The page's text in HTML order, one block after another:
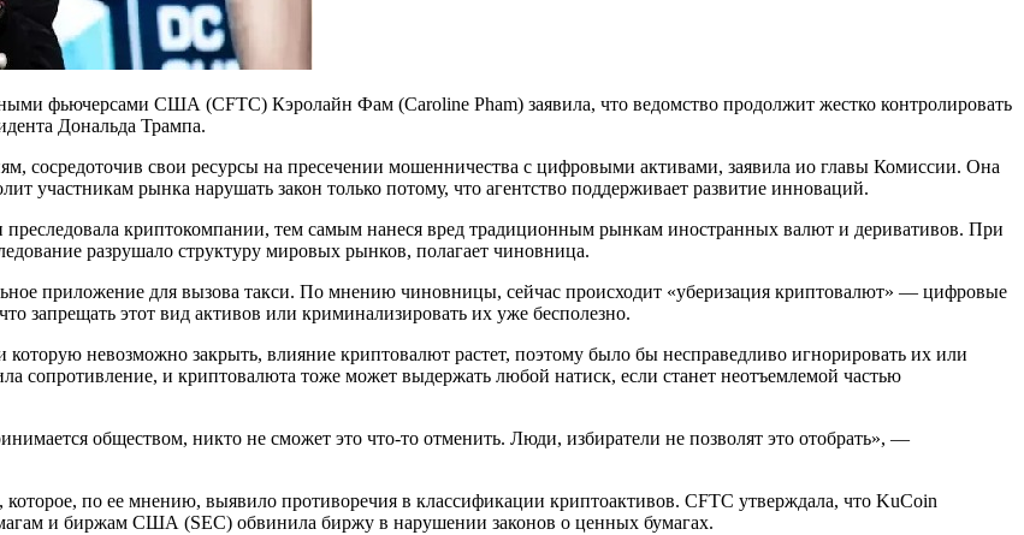
фьючерсами США (CFTC) Кэролайн Фам (Caroline Pham) заявила, что ведомство продолжит жестко контролировать
Дональда Трампа.
сосредоточив свои ресурсы на пресечении мошенничества с цифровыми активами, заявила ио главы Комиссии. Она
участникам рынка нарушать закон только потому, что агентство поддерживает развитие инноваций.
криптокомпании, тем самым нанеся вред традиционным рынкам иностранных валют и деривативов. При
разрушало структуру мировых рынков, полагает чиновница.
приложение для вызова такси. По мнению чиновницы, сейчас происходит «уберизация криптовалют» — цифровые
запрещать этот вид активов или криминализировать их уже бесполезно.
невозможно закрыть, влияние криптовалют растет, поэтому было бы несправедливо игнорировать их или
сопротивление, и криптовалюта тоже может выдержать любой натиск, если станет неотъемлемой частью
обществом, никто не сможет это что-то отменить. Люди, избиратели не позволят это отобрать», —
по ее мнению, выявило противоречия в классификации криптоактивов. CFTC утверждала, что KuCoin
и биржам США (SEC) обвинила биржу в нарушении законов о ценных бумагах.